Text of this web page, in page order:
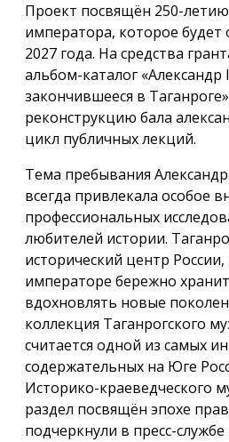
Проект посвящён 250-
императора, которое будет
2027 года. На средства
альбом-каталог «Александр
закончившееся в
реконструкцию бала
цикл публичных лекций.
Тема пребывания
всегда привлекала особое
профессиональных
любителей истории.
исторический центр
императоре бережно
вдохновлять новые
коллекция Таганрогского
считается одной из самых
содержательных на Юге
Историко-краеведческого
раздел посвящён эпохе
подчеркнули в пресс-службе